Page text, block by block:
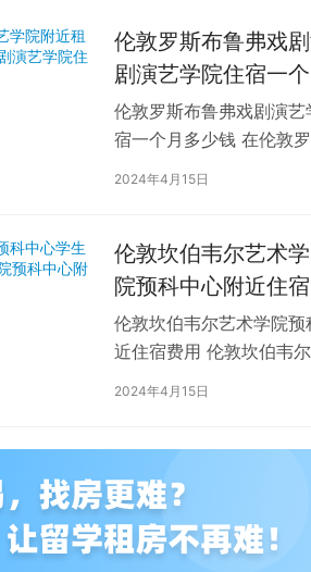
伦敦罗斯布鲁弗戏
剧演艺学院住宿一
伦敦罗斯布鲁弗戏剧演
宿一个月多少钱 在伦敦
学生活中的一项关键任
2024年4月15日
伦敦坎伯韦尔艺术
院预科中心附近住
伦敦坎伯韦尔艺术学院
近住宿费用 伦敦坎伯韦
2024年4月15日